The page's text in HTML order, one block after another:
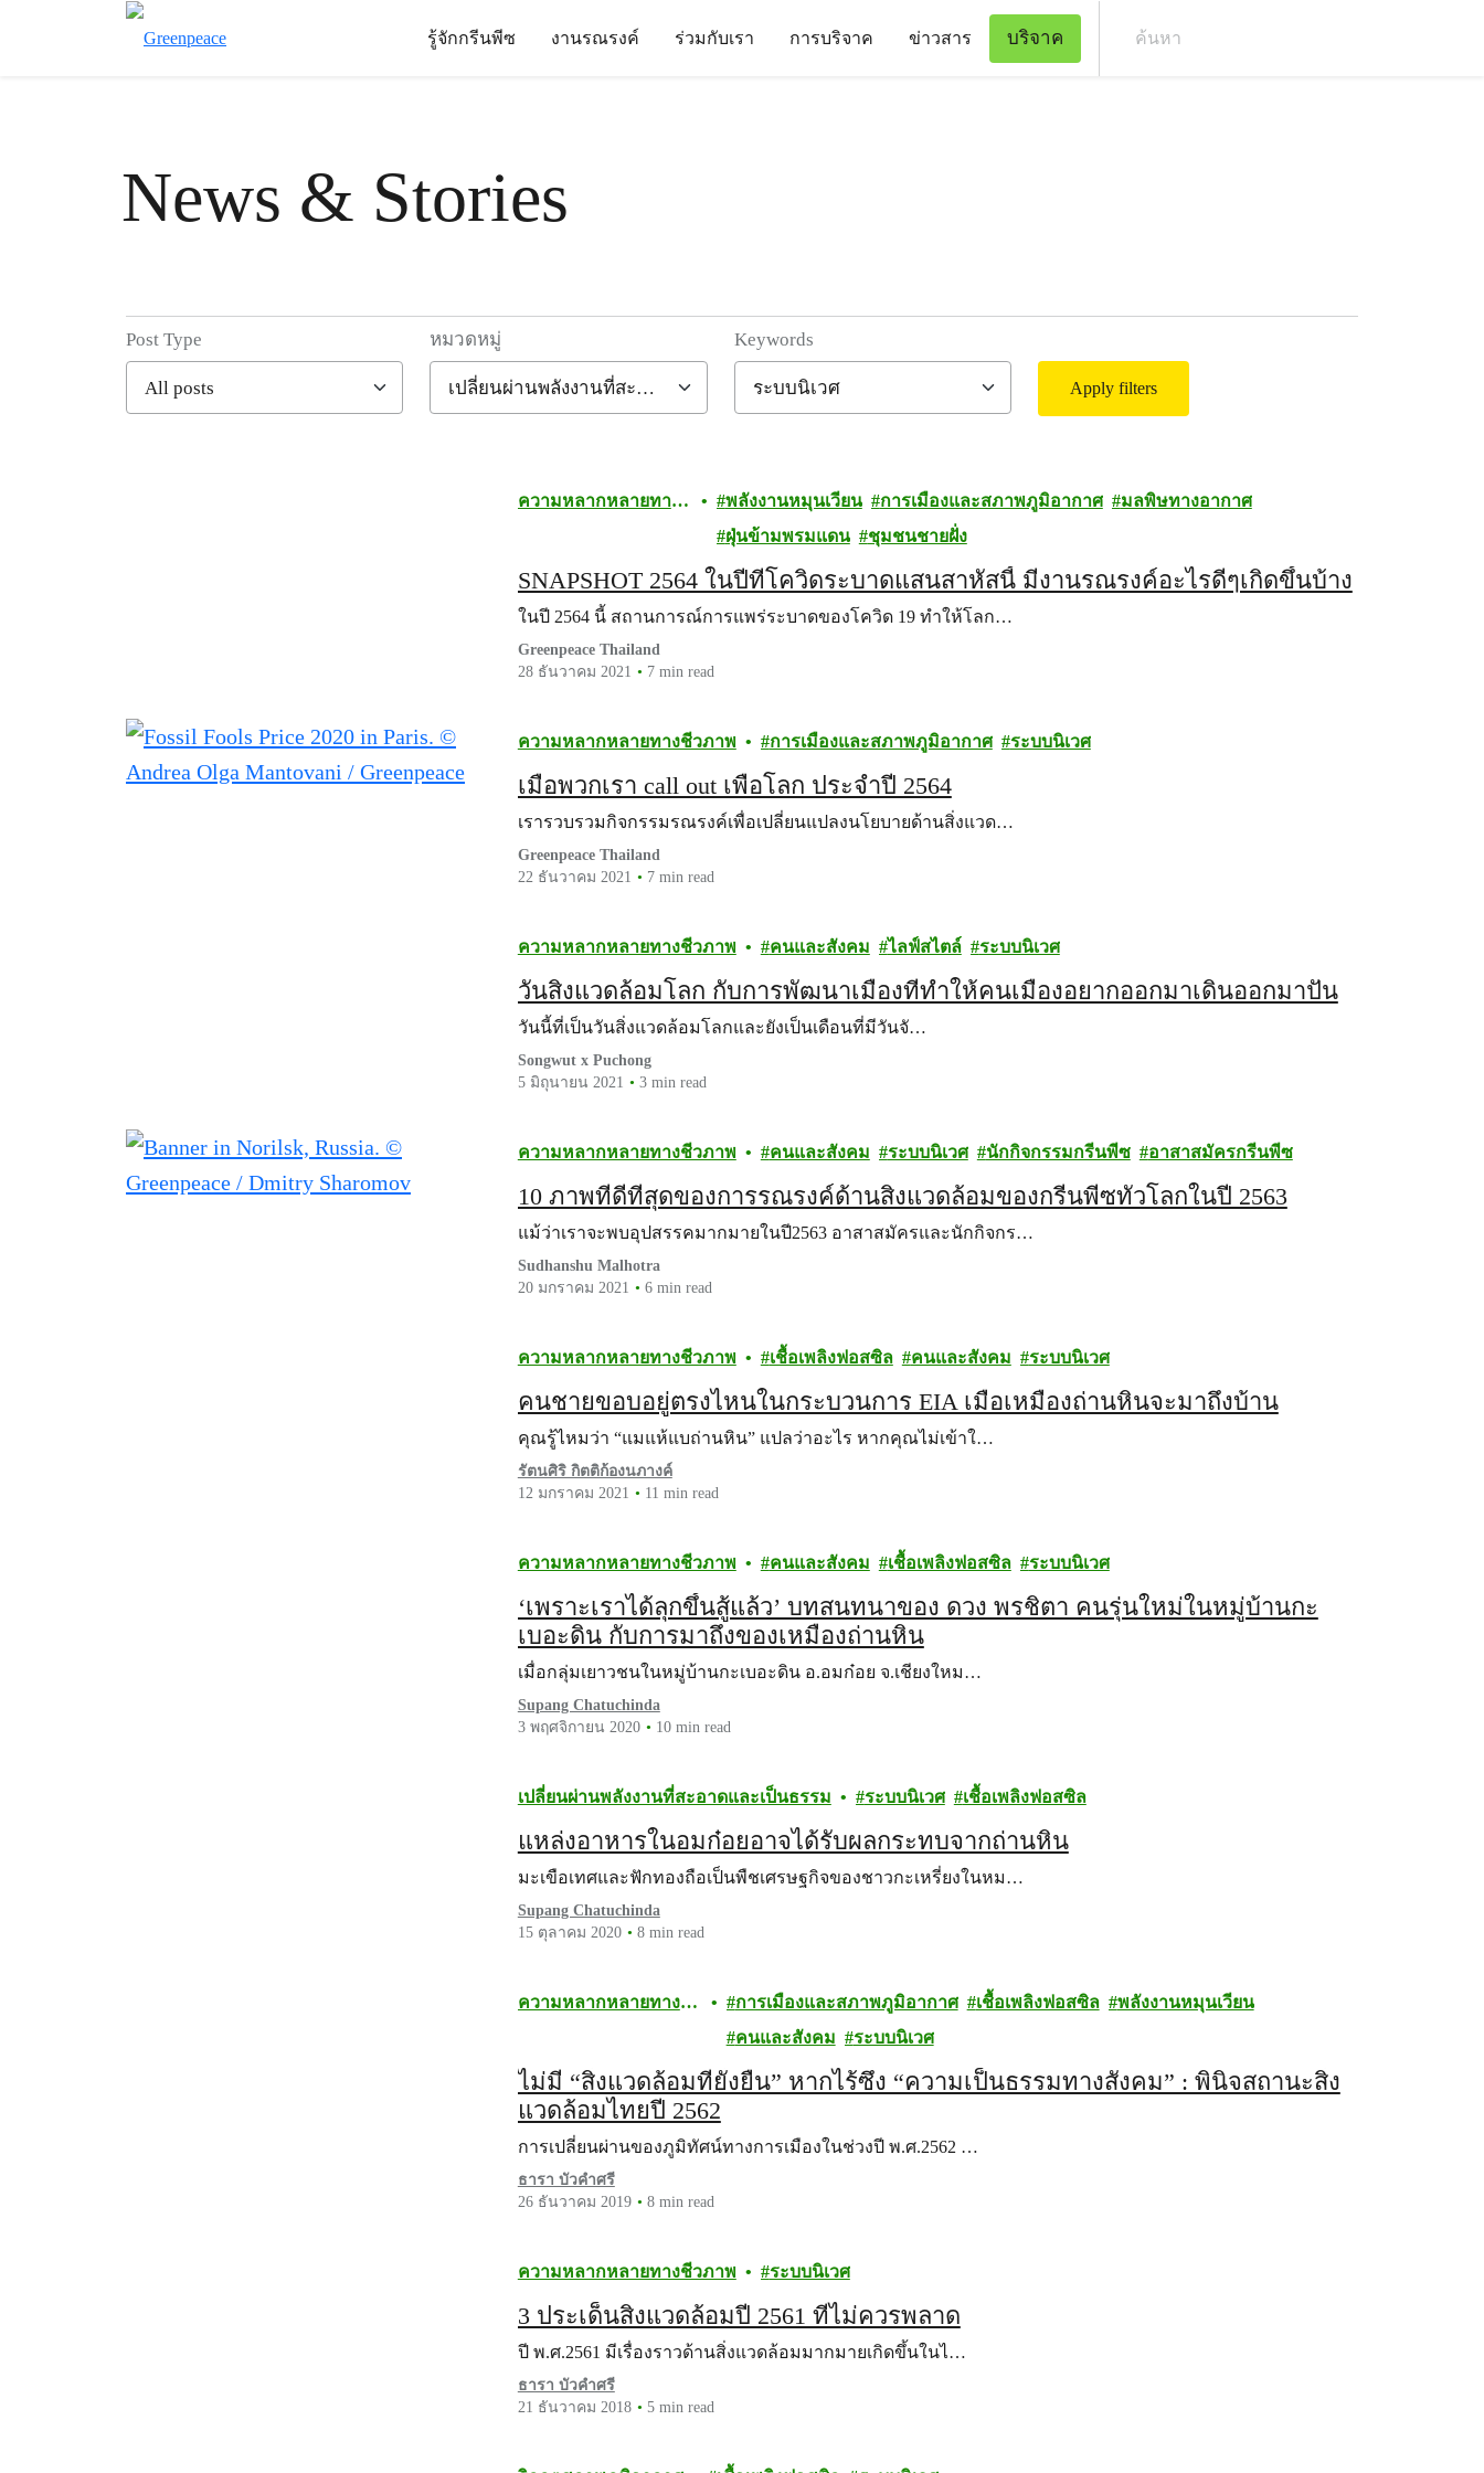
รู้จักกรีนพีซ งานรณรงค์ ร่วมกับเรา การบริจาค ข่าวสาร บริจาค
News & Stories
Filter posts
Post Type หมวดหมู่ Keywords
Apply filters
ความหลากหลายทาง
พลังงานหมุนเวียน การเมืองและสภาพภูมิอากาศ
มลพิษทางอากาศ
ฝุ่นข้ามพรมแดน
ชุมชนชายฝั่ง
SNAPSHOT 2564 ในปีที่โควิดระบาดแสนสาหัสนี้ มีงานรณรงค์อะไรดีๆเกิดขึ้นบ้าง
ในปี 2564 นี้ สถานการณ์การแพร่ระบาดของโควิด 19 ทำให้โลก…
Greenpeace Thailand
28 ธันวาคม 2021
7 min read
ความหลากหลายทางชีวภาพ การเมืองและสภาพภูมิอากาศ ระบบนิเวศ
เมื่อพวกเรา call out เพื่อโลก ประจำปี 2564
เรารวบรวมกิจกรรมรณรงค์เพื่อเปลี่ยนแปลงนโยบายด้านสิ่งแวด…
Greenpeace Thailand
22 ธันวาคม 2021
7 min read
ความหลากหลายทางชีวภาพ คนและสังคม ไลฟ์สไตล์ ระบบนิเวศ
วันสิ่งแวดล้อมโลก กับการพัฒนาเมืองที่ทำให้คนเมืองอยากออกมาเดินออกมาปั่น
วันนี้ที่เป็นวันสิ่งแวดล้อมโลกและยังเป็นเดือนที่มีวันจั…
Songwut x Puchong
5 มิถุนายน 2021
3 min read
ความหลากหลายทางชีวภาพ คนและสังคม ระบบนิเวศ นักกิจกรรมกรีนพีซ อาสาสมัครกรีนพีซ
10 ภาพที่ดีที่สุดของการรณรงค์ด้านสิ่งแวดล้อมของกรีนพีซทั่วโลกในปี 2563
แม้ว่าเราจะพบอุปสรรคมากมายในปี2563 อาสาสมัครและนักกิจกร…
Sudhanshu Malhotra
20 มกราคม 2021
6 min read
ความหลากหลายทางชีวภาพ เชื้อเพลิงฟอสซิล คนและสังคม ระบบนิเวศ
คนชายขอบอยู่ตรงไหนในกระบวนการ EIA เมื่อเหมืองถ่านหินจะมาถึงบ้าน
คุณรู้ไหมว่า “แมแห้แบถ่านหิน” แปลว่าอะไร หากคุณไม่เข้าใ…
รัตนศิริ กิตติก้องนภางค์
12 มกราคม 2021
11 min read
ความหลากหลายทางชีวภาพ คนและสังคม เชื้อเพลิงฟอสซิล ระบบนิเวศ
‘เพราะเราได้ลุกขึ้นสู้แล้ว’ บทสนทนาของ ดวง พรชิตา คนรุ่นใหม่ในหมู่บ้านกะ
เบอะดิน กับการมาถึงของเหมืองถ่านหิน
เมื่อกลุ่มเยาวชนในหมู่บ้านกะเบอะดิน อ.อมก๋อย จ.เชียงใหม…
Supang Chatuchinda
3 พฤศจิกายน 2020
10 min read
เปลี่ยนผ่านพลังงานที่สะอาดและเป็นธรรม ระบบนิเวศ เชื้อเพลิงฟอสซิล
แหล่งอาหารในอมก๋อยอาจได้รับผลกระทบจากถ่านหิน
มะเขือเทศและฟักทองถือเป็นพืชเศรษฐกิจของชาวกะเหรี่ยงในหม…
Supang Chatuchinda
15 ตุลาคม 2020
8 min read
ความหลากหลายทาง
การเมืองและสภาพภูมิอากาศ เชื้อเพลิงฟอสซิล
พลังงานหมุนเวียน
คนและสังคม
ระบบนิเวศ
ไม่มี “สิ่งแวดล้อมที่ยั่งยืน” หากไร้ซึ่ง “ความเป็นธรรมทางสังคม” : พินิจสถานะสิ่ง
แวดล้อมไทยปี 2562
การเปลี่ยนผ่านของภูมิทัศน์ทางการเมืองในช่วงปี พ.ศ.2562 …
ธารา บัวคำศรี
26 ธันวาคม 2019
8 min read
ความหลากหลายทางชีวภาพ ระบบนิเวศ
3 ประเด็นสิ่งแวดล้อมปี 2561 ที่ไม่ควรพลาด
ปี พ.ศ.2561 มีเรื่องราวด้านสิ่งแวดล้อมมากมายเกิดขึ้นในไ…
ธารา บัวคำศรี
21 ธันวาคม 2018
5 min read